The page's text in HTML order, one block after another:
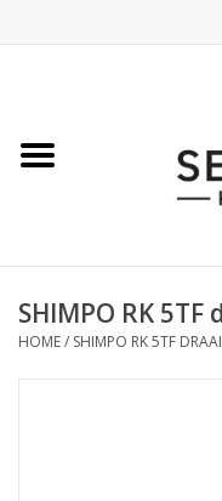
VERZENDING
SHIMPO RK
HOME/ SHIMPO RK 5TF